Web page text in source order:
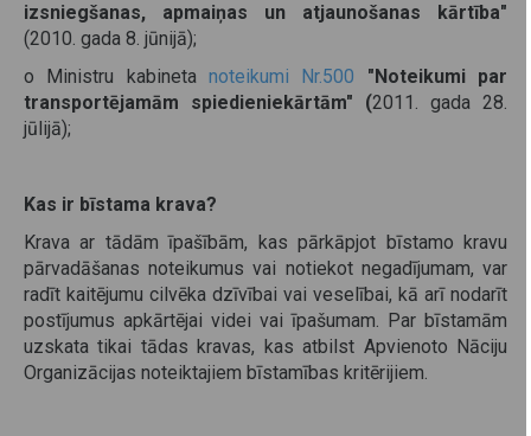
izsniegšanas, apmaiņas un atjaunošanas kārtība"
(2010. gada 8. jūnijā);
o Ministru kabineta noteikumi Nr.500
"Noteikumi par
transportējamām spiedieniekārtām" (2011. gada 28.
jūlijā);
Kas ir bīstama krava?
Krava ar tādām īpašībām, kas pārkāpjot bīstamo kravu
pārvadāšanas noteikumus vai notiekot negadījumam, var
radīt kaitējumu cilvēka dzīvībai vai veselībai, kā arī nodarīt
postījumus apkārtējai videi vai īpašumam. Par bīstamām
uzskata tikai tādas kravas, kas atbilst Apvienoto Nāciju
Organizācijas noteiktajiem bīstamības kritērijiem.